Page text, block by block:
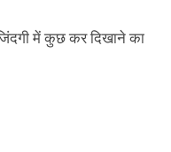
में कुछ कर दिखाने का